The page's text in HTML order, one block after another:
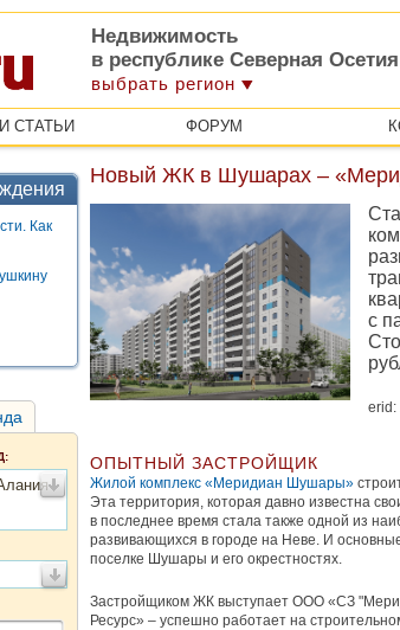
Недвижимость
в республике Северная Осетия
выбрать регион
СТАТЬИ ФОРУМ
Как
Новый ЖК в Шушарах –
с
erid:
ОПЫТНЫЙ ЗАСТРОЙЩИК
Жилой комплекс «Меридиан Шушары»
Эта территория, которая давно известна
в последнее время стала также одной из
развивающихся в городе на Неве. И
поселке Шушары и его окрестностях.
Застройщиком ЖК выступает ООО «СЗ
Ресурс» – успешно работает на